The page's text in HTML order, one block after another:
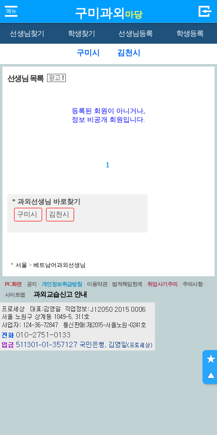
구미과외 마당
선생님찾기 학생찾기 선생님등록 학생등록
구미시 김천시
선생님 목록
등록된 회원이 아니거나,
정보 비공개 회원입니다.
1
* 과외선생님 바로찾기
구미시
김천시
서울 > 베트남어과외선생님
PC화면 공지 개인정보취급방침 이용약관 법적책임한계 취업사기주의 주의사항
사이트맵
과외교습신고 안내